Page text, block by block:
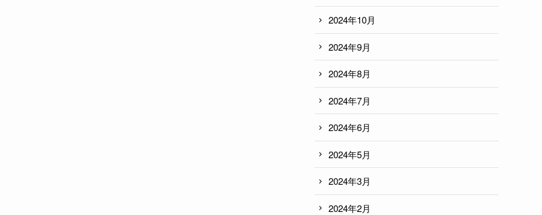
2024年10月
2024年9月
2024年8月
2024年7月
2024年6月
2024年5月
2024年3月
2024年2月